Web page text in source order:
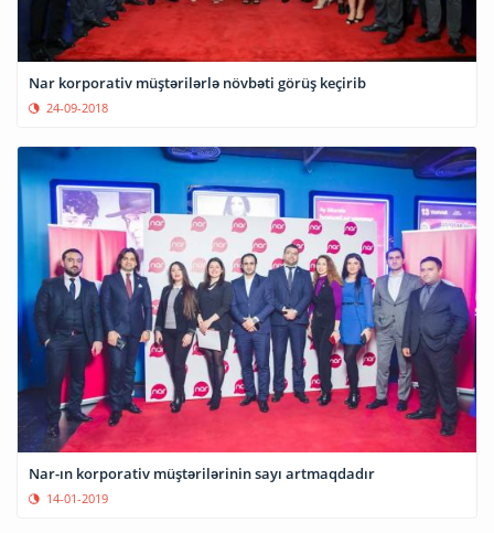
Nar korporativ müştərilərlə növbəti görüş keçirib
24-09-2018
Nar-ın korporativ müştərilərinin sayı artmaqdadır
14-01-2019